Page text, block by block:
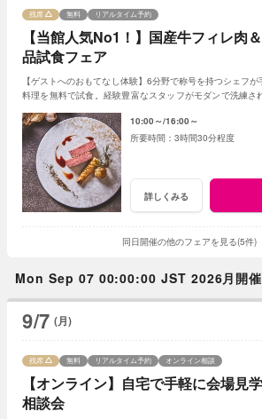
【当館人気No1！】国産牛フィレ肉
品試食フェア
残席 無料 リアルタイム予約
【ゲストへのおもてなし体験】6分野で称号を持つシェフ
料理を無料で試食。経験豊富なスタッフがモダンで洗練さ
10:00～ 16:00～
3時間30分程度
詳しくみる
同日開催の他のフェアを見る(5件)
Mon Sep 07 00:00:00 JST 2026月開催
9/7 (月)
【オンライン】自宅で手軽に会場見
相談会
残席 無料 リアルタイム予約 オンライン相談